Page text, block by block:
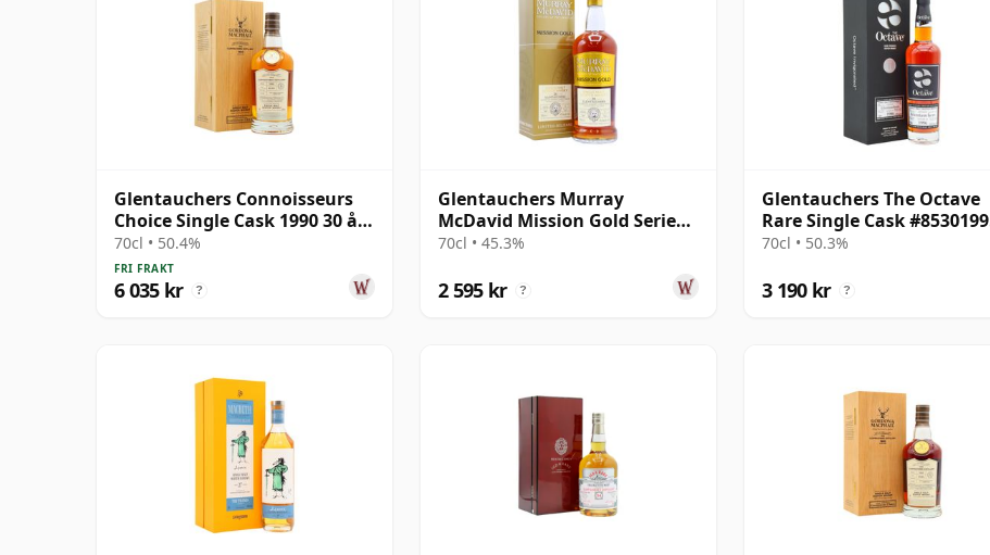
Glentauchers Connoisseurs
Choice Single Cask 1990 30 år
gammal
70cl • 50.4%
FRI FRAKT
6 035 kr ?
Glentauchers Murray
McDavid Mission Gold Series
Oloroso Sherry 1996 26 år
70cl • 45.3%
2 595 kr ?
Glentauchers The Octave
Rare Single Cask #8530199
1996 25 år gammal
70cl • 50.3%
3 190 kr ?